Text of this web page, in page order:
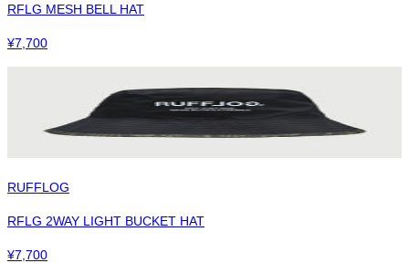
RFLG MESH BELL HAT
¥7,700
RUFFLOG
RFLG 2WAY LIGHT BUCKET HAT
¥7,700